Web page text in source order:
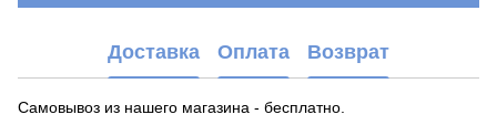
Доставка Оплата Возврат
Самовывоз из нашего магазина - бесплатно.